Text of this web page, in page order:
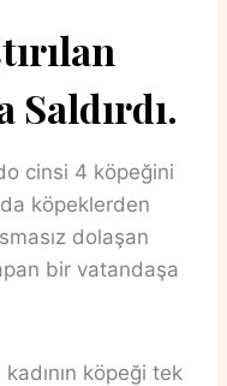
Saldırdı.
cinsi 4 köpeğini
köpeklerden
dolaşan
bir vatandaşa
köpeği tek